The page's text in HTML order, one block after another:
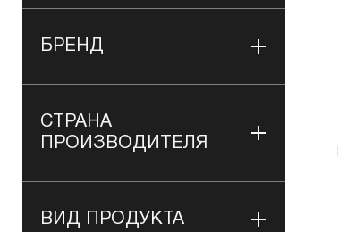
БРЕНД
СТРАНА
ПРОИЗВОДИТЕЛЯ
ВИД ПРОДУКТА